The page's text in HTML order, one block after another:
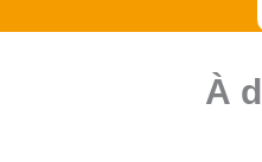
À